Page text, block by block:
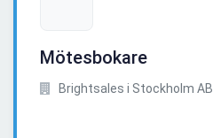
Mötesbokare
Brightsales i Stockholm AB